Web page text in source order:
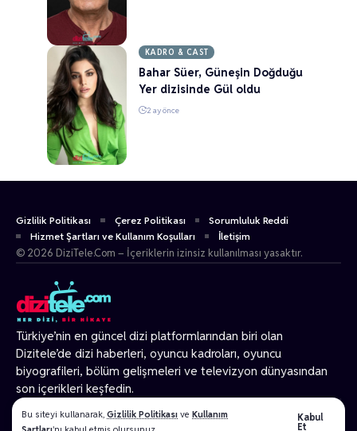
Bu siteyi kullanarak, Gizlilik Politikası ve Kullanım
Kabul
Et
KADRO & CAST
Bahar Süer, Güneşin Doğduğu
Yer dizisinde Gül oldu
2 ay önce
Türkiye’nin en güncel dizi platformlarından biri olan
Dizitele’de dizi haberleri, oyuncu kadroları, oyuncu
biyografileri, bölüm gelişmeleri ve televizyon dünyasından
son içerikleri keşfedin.
© 2026 Tüm Hakları Gizlidir.
Gizlilik Politikası Çerez Politikası
Sorumluluk Reddi
Hizmet Şartları ve Kullanım Koşulları
İletişim
© 2026 DiziTele.Com – İçeriklerin izinsiz kullanılması yasaktır.